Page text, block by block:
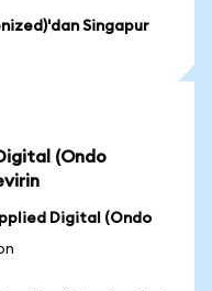
Singapur
(Ondo
Digital (Ondo